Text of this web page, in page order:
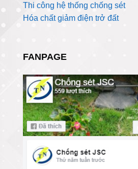
Thi công hệ thống chống sét
Hóa chất giảm điện trở đất
FANPAGE